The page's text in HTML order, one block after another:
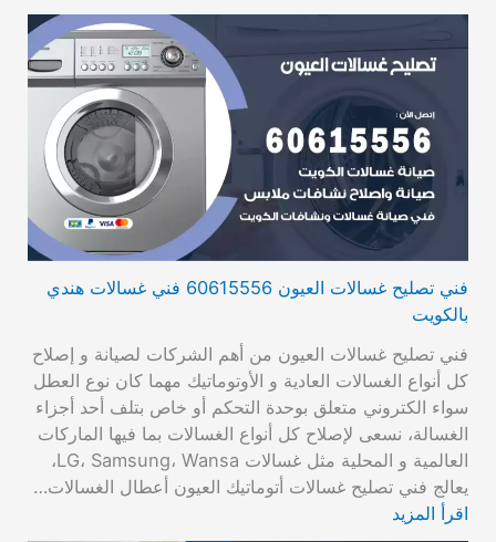
فني تصليح غسالات العيون 60615556 فني غسالات هندي
بالكويت
فني تصليح غسالات العيون من أهم الشركات لصيانة و إصلاح
كل أنواع الغسالات العادية و الأوتوماتيك مهما كان نوع العطل
سواء الكتروني متعلق بوحدة التحكم أو خاص بتلف أحد أجزاء
الغسالة، نسعى لإصلاح كل أنواع الغسالات بما فيها الماركات
العالمية و المحلية مثل غسالات LG، Samsung، Wansa،
يعالج فني تصليح غسالات أتوماتيك العيون أعطال الغسالات…
اقرأ المزيد